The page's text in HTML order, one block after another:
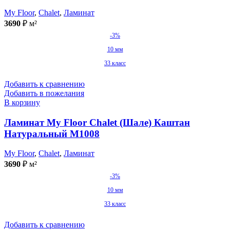
My Floor, Chalet, Ламинат
3690 ₽ м²
-3%
10 мм
33 класс
Добавить к сравнению
Добавить в пожелания
В корзину
Ламинат My Floor Chalet (Шале) Каштан
Натуральный M1008
My Floor, Chalet, Ламинат
3690 ₽ м²
-3%
10 мм
33 класс
Добавить к сравнению